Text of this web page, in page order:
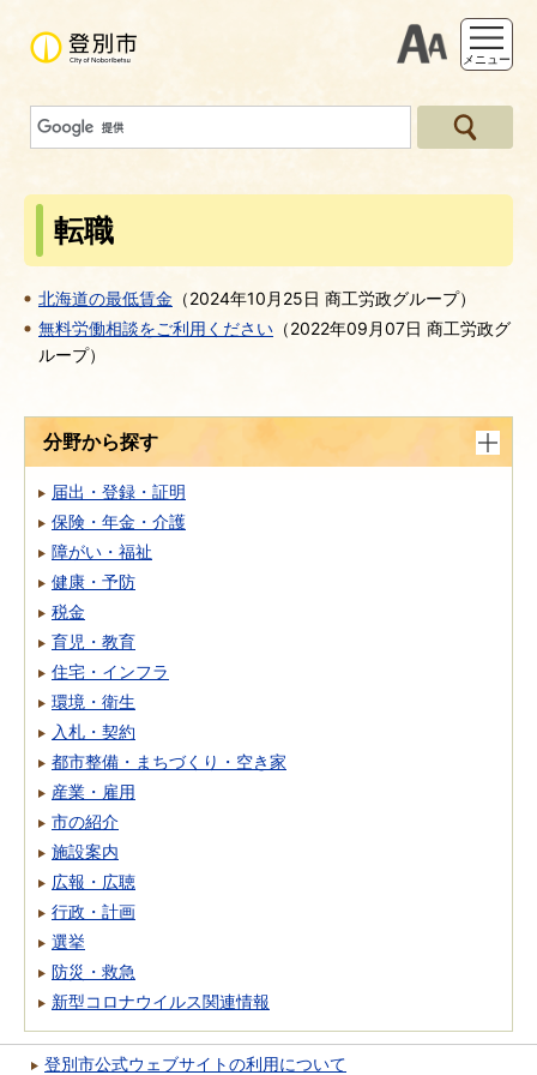
支援ツー
メニュー
転職
北海道の最低賃金 （2024年10月25日 商工労政グループ）
無料労働相談をご利用ください （2022年09月07日 商工労政グ
ループ）
分野から探す
届出・登録・証明
保険・年金・介護
障がい・福祉
健康・予防
税金
育児・教育
住宅・インフラ
環境・衛生
入札・契約
都市整備・まちづくり・空き家
産業・雇用
市の紹介
施設案内
広報・広聴
行政・計画
選挙
防災・救急
新型コロナウイルス関連情報
登別市公式ウェブサイトの利用について